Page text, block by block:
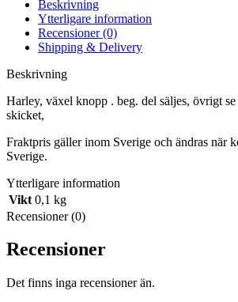
Beskrivning
Ytterligare information
Recensioner (0)
Shipping & Delivery
Beskrivning
Harley, växel knopp . beg. del säljes, övrigt se
skicket,
Fraktpris gäller inom Sverige och ändras när
Sverige.
Ytterligare information
Vikt 0,1 kg
Recensioner (0)
Recensioner
Det finns inga recensioner än.